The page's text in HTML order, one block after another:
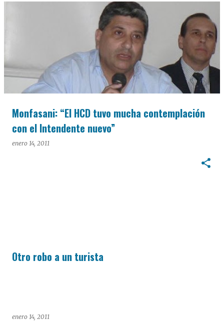
Monfasani: “El HCD tuvo mucha contemplación
con el Intendente nuevo”
enero 14, 2011
Otro robo a un turista
enero 14, 2011